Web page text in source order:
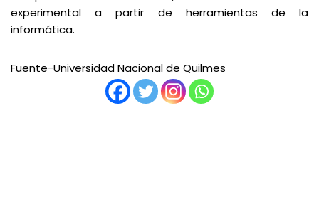
experimental a partir de herramientas de la
informática.
Fuente-Universidad Nacional de Quilmes